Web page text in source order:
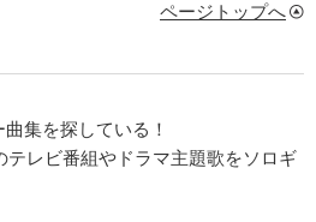
ページトップへ
集を探している！
テレビ番組やドラマ主題歌をソロギ